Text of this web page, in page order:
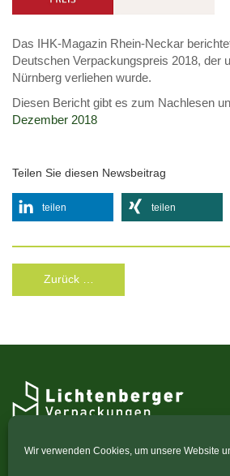
Wir verwenden Cookies, um unsere Website
Das IHK-Magazin Rhein-Neckar
Deutschen Verpackungspreis 2018, der
Nürnberg verliehen wurde.
Diesen Bericht gibt es zum Nachlesen
Dezember 2018
Teilen Sie diesen Newsbeitrag
teilen teilen
Zurück …
Papierverarbeitung